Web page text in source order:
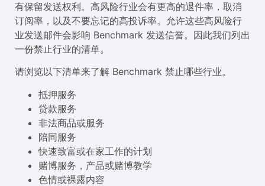
有保留发送权利。高风险行业会有更高的退件率，取消
订阅率，以及不要忘记的高投诉率。允许这些高风险行
业发送邮件会影响 Benchmark 发送信誉。因此我们列出
一份禁止行业的清单。
请浏览以下清单来了解 Benchmark 禁止哪些行业。
抵押服务
贷款服务
非法商品或服务
陪同服务
快速致富或在家工作的计划
赌博服务，产品或赌博教学
色情或裸露内容